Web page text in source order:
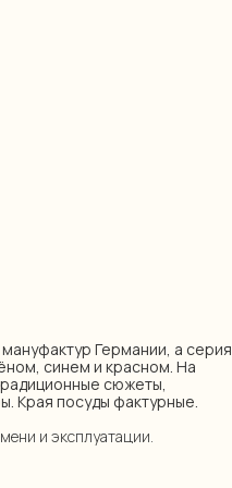
Германии, а серия
синем и красном. На
сюжеты,
Края посуды фактурные.
и эксплуатации.